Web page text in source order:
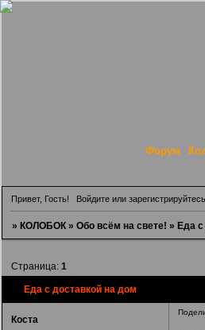
Форум
Привет, Гость! Войдитеили зарегистрируйтесь
»КОЛОБОК »Обо всём на свете! »Еда с
Еда с доставкой на дом
Страница:1
Коста